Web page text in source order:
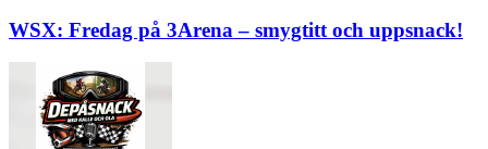
WSX: Fredag på 3Arena – smygtitt och uppsnack!